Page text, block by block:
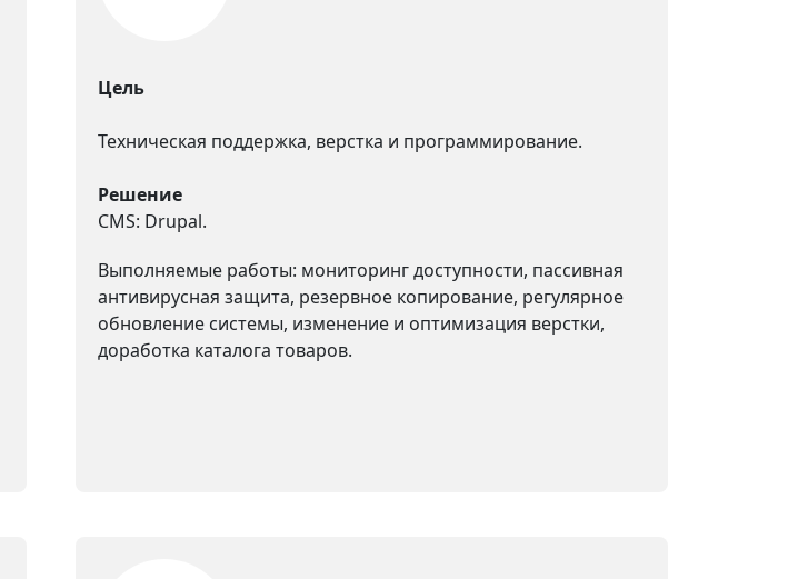
Цель
Техническая поддержка, верстка и программирование.
Решение
CMS: Drupal.
Выполняемые работы: мониторинг доступности, пассивная
антивирусная защита, резервное копирование, регулярное
обновление системы, изменение и оптимизация верстки,
доработка каталога товаров.